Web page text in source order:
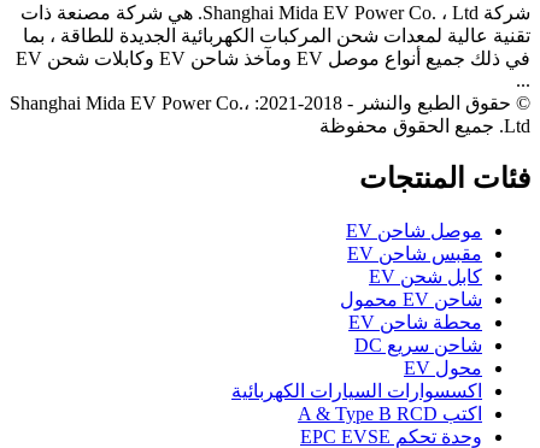
شركة Shanghai Mida EV Power Co. ، Ltd. هي شركة مصنعة ذات
تقنية عالية لمعدات شحن المركبات الكهربائية الجديدة للطاقة ، بما
في ذلك جميع أنواع موصل EV ومآخذ شاحن EV وكابلات شحن EV
...
© حقوق الطبع والنشر - 2018-2021: Shanghai Mida EV Power Co.،
Ltd. جميع الحقوق محفوظة
فئات المنتجات
موصل شاحن EV
مقبس شاحن EV
كابل شحن EV
شاحن EV محمول
محطة شاحن EV
شاحن سريع DC
محول EV
اكسسوارات السيارات الكهربائية
اكتب A & Type B RCD
وحدة تحكم EPC EVSE